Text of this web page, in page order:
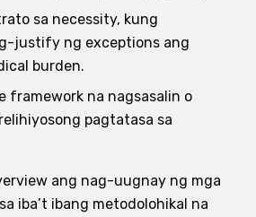
sa necessity, kung
justify ng exceptions ang
burden.
framework na nagsasalin o
pagtatasa sa
ang nag-uugnay ng mga
iba’t ibang metodolohikal na